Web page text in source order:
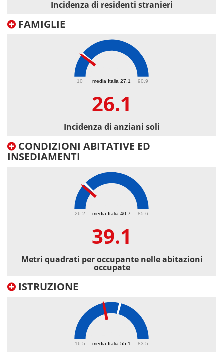
Incidenza di residenti stranieri
FAMIGLIE
media Italia 27.1
10 90.9
26.1
Incidenza di anziani soli
CONDIZIONI ABITATIVE ED
INSEDIAMENTI
media Italia 40.7
26.2 85.6
39.1
Metri quadrati per occupante nelle abitazioni
occupate
ISTRUZIONE
media Italia 55.1
16.5 83.5